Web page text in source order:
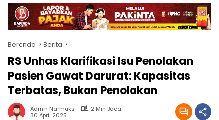
Beranda Berita
RS Unhas Klarifikasi Isu Penolakan
Pasien Gawat Darurat: Kapasitas
Terbatas, Bukan Penolakan
Admin Narmaks
2 Min Baca
30 April 2025